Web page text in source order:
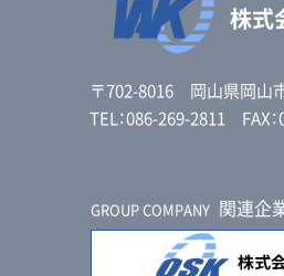
株式
〒702-8016 岡山県岡山
TEL：086-269-2811 FAX
GROUP COMPANY 関連企